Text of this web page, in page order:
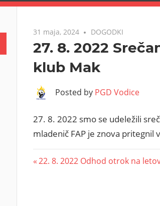
31 maja, 2024 DOGODKI
27. 8. 2022
klub Mak
Posted by PGD Vodice
27. 8. 2022 smo se udeležili
mladenič FAP je znova pritegnil
22. 8. 2022 Odhod otrok na